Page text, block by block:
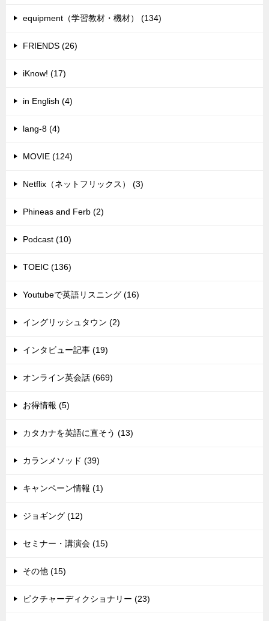
equipment（学習教材・機材） (134)
FRIENDS (26)
iKnow! (17)
in English (4)
lang-8 (4)
MOVIE (124)
Netflix（ネットフリックス） (3)
Phineas and Ferb (2)
Podcast (10)
TOEIC (136)
Youtubeで英語リスニング (16)
イングリッシュタウン (2)
インタビュー記事 (19)
オンライン英会話 (669)
お得情報 (5)
カタカナを英語に直そう (13)
カランメソッド (39)
キャンペーン情報 (1)
ジョギング (12)
セミナー・講演会 (15)
その他 (15)
ピクチャーディクショナリー (23)